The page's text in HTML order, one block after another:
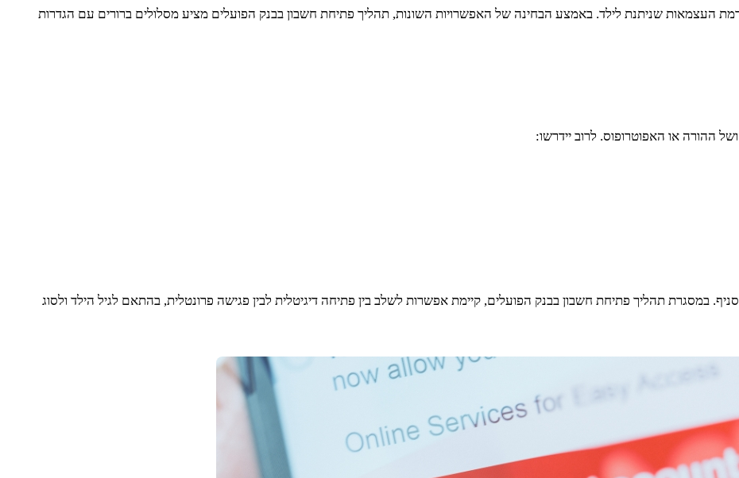
העצמאות שניתנת לילד. באמצע הבחינה של האפשרויות השונות, תהליך פתיחת חשבון בבנק הפועלים מציע מסלולים ברורים עם הגדרות
ההורה או האפוטרופוס. לרוב יידרשו:
במסגרת תהליך פתיחת חשבון בבנק הפועלים, קיימת אפשרות לשלב בין פתיחה דיגיטלית לבין פגישה פרונטלית, בהתאם לגיל הילד ולסוג